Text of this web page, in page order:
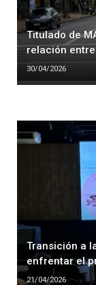
Titulado de
relación
30/04/2026
Transición a
enfrentar el
21/04/2026